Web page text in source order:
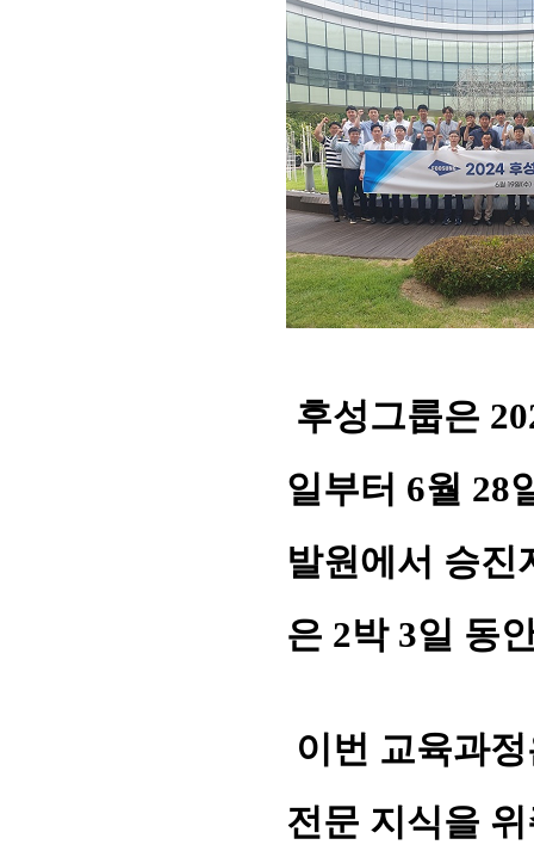
후성그룹은
일부터 6월 28
발원에서 승진
은 2박 3일 동
이번 교육과
전문 지식을